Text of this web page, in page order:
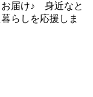
お届け♪ 身近なと
らしを応援しま